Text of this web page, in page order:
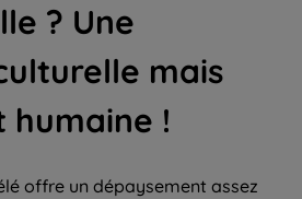
? Une
mais
!
offre un dépaysement assez